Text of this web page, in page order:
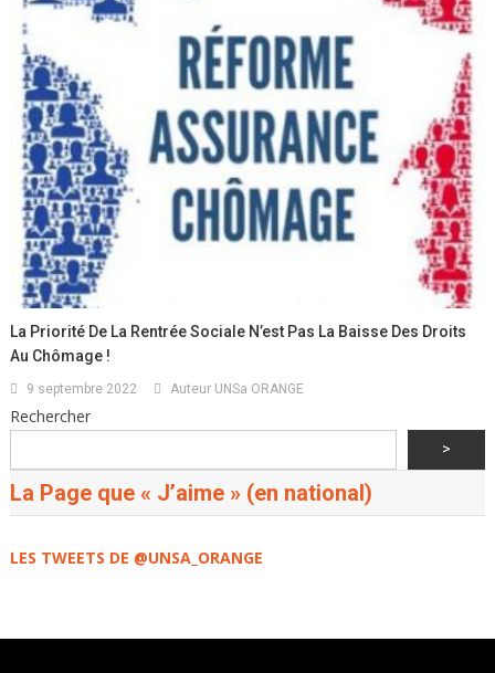
La Priorité De La Rentrée Sociale N’est Pas La Baisse Des Droits
Au Chômage !
9 septembre 2022 Auteur UNSa ORANGE
Rechercher
>
La Page que « J’aime » (en national)
LES TWEETS DE @UNSA_ORANGE